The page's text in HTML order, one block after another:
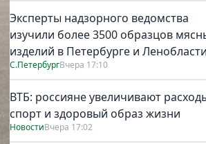
Эксперты надзорного ведомства
изучили более 3500 образцов
изделий в Петербурге и Ленобласти
С.ПетербургВчера 17:10
ВТБ: россияне увеличивают
спорт и здоровый образ жизни
НовостиВчера 17:02